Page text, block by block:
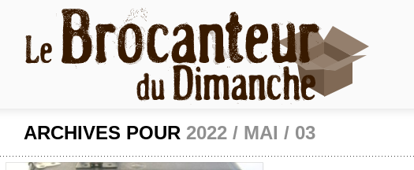
ARCHIVES POUR 2022 / MAI / 03